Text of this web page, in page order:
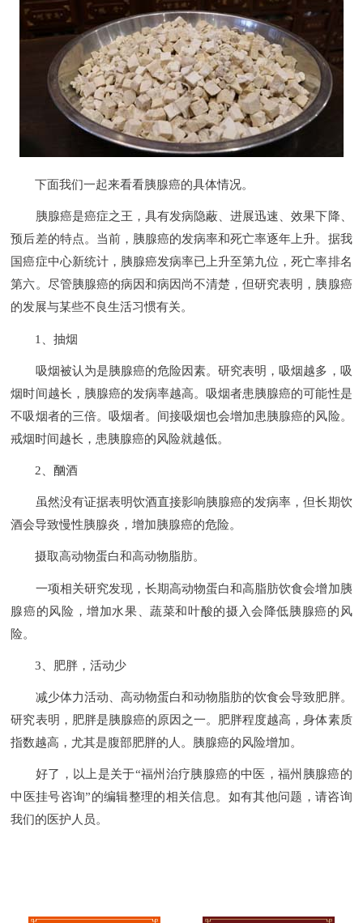
下面我们一起来看看胰腺癌的具体情况。
胰腺癌是癌症之王，具有发病隐蔽、进展迅速、效果下降、
预后差的特点。当前，胰腺癌的发病率和死亡率逐年上升。据我
国癌症中心新统计，胰腺癌发病率已上升至第九位，死亡率排名
第六。尽管胰腺癌的病因和病因尚不清楚，但研究表明，胰腺癌
的发展与某些不良生活习惯有关。
1、抽烟
吸烟被认为是胰腺癌的危险因素。研究表明，吸烟越多，吸
烟时间越长，胰腺癌的发病率越高。吸烟者患胰腺癌的可能性是
不吸烟者的三倍。吸烟者。间接吸烟也会增加患胰腺癌的风险。
戒烟时间越长，患胰腺癌的风险就越低。
2、酗酒
虽然没有证据表明饮酒直接影响胰腺癌的发病率，但长期饮
酒会导致慢性胰腺炎，增加胰腺癌的危险。
摄取高动物蛋白和高动物脂肪。
一项相关研究发现，长期高动物蛋白和高脂肪饮食会增加胰
腺癌的风险，增加水果、蔬菜和叶酸的摄入会降低胰腺癌的风
险。
3、肥胖，活动少
减少体力活动、高动物蛋白和动物脂肪的饮食会导致肥胖。
研究表明，肥胖是胰腺癌的原因之一。肥胖程度越高，身体素质
指数越高，尤其是腹部肥胖的人。胰腺癌的风险增加。
好了，以上是关于“福州治疗胰腺癌的中医，福州胰腺癌的
中医挂号咨询”的编辑整理的相关信息。如有其他问题，请咨询
我们的医护人员。